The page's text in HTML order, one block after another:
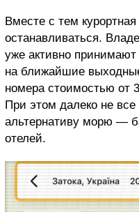
Вместе с тем
останавливаться.
уже активно принимают
на ближайшие
номера стоимостью от
При этом далеко не
альтернативу морю —
отелей.